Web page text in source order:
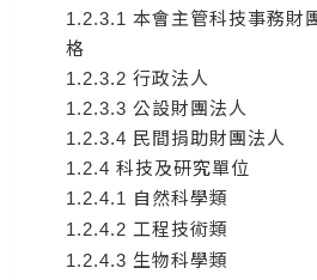
1.2.3.1 本會主管科技事務財
格
1.2.3.2 行政法人
1.2.3.3 公設財團法人
1.2.3.4 民間捐助財團法人
1.2.4 科技及研究單位
1.2.4.1 自然科學類
1.2.4.2 工程技術類
1.2.4.3 生物科學類